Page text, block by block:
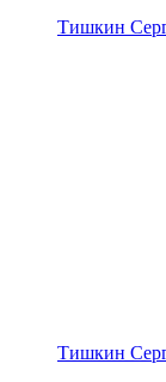
Тишкин
Тишкин